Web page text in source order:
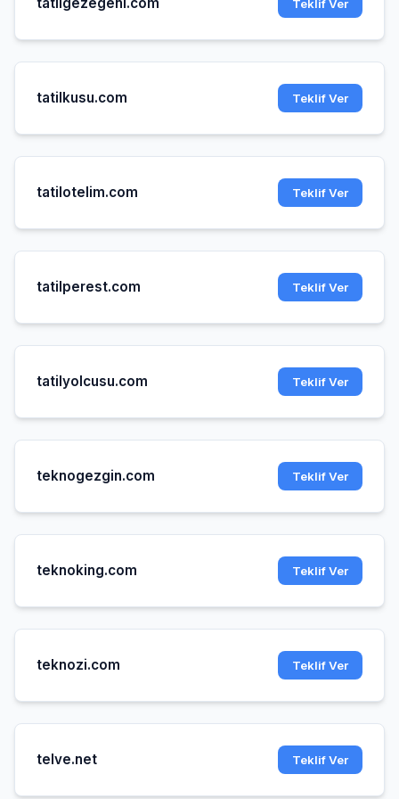
tatilgezegeni.com Teklif Ver
tatilkusu.com Teklif Ver
tatilotelim.com Teklif Ver
tatilperest.com Teklif Ver
tatilyolcusu.com Teklif Ver
teknogezgin.com Teklif Ver
teknoking.com Teklif Ver
teknozi.com Teklif Ver
telve.net Teklif Ver